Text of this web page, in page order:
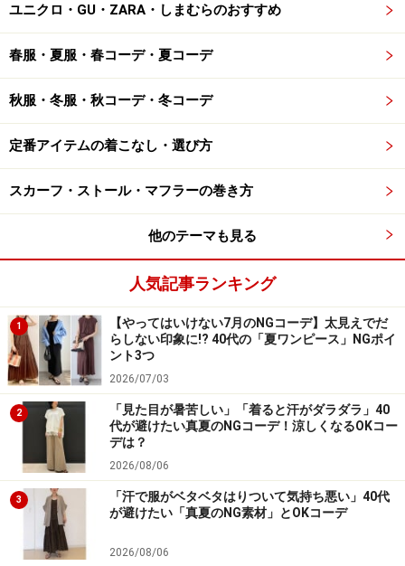
「レインシューズ」と聞くと長靴のようなイメージが強
いですが、今は写真のようなフラットシューズ型のおし
ゃれなレインシューズもたくさん出ています。「レイン
けない」という働く大人の女性でも、普段履きのような
フラット型なら取り入れやすくておすすめです。
帰宅時には天気が崩れそうという時や、雨上がりで地面
が濡れている時など、本格的な雨対策をするほどではな
いけれどちょっと気になる、という時にも一足あると気
軽に履けてとっても便利。足が濡れて冷えてしまう、靴
が湿ってしまった、という不快なシーンも避けられて、
ストレスフリーで過ごせます。
ユニクロ・GU・ZARA・しまむらのおすすめ
春服・夏服・春コーデ・夏コーデ
秋服・冬服・秋コーデ・冬コーデ
定番アイテムの着こなし・選び方
スカーフ・ストール・マフラーの巻き方
他のテーマも見る
人気記事ランキング
1
【やってはいけない7月のNGコーデ】太見えでだ
らしない印象に!? 40代の「夏ワンピース」NGポイ
ント3つ
2026/07/03
2
「見た目が暑苦しい」「着ると汗がダラダラ」40
代が避けたい真夏のNGコーデ！涼しくなるOKコー
デは？
2026/08/06
3
「汗で服がベタベタはりついて気持ち悪い」40代
が避けたい「真夏のNG素材」とOKコーデ
2026/08/06